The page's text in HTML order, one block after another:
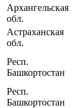
Архангельская
обл.
Астраханская
обл.
Респ.
Башкортостан
Респ.
Башкортостан